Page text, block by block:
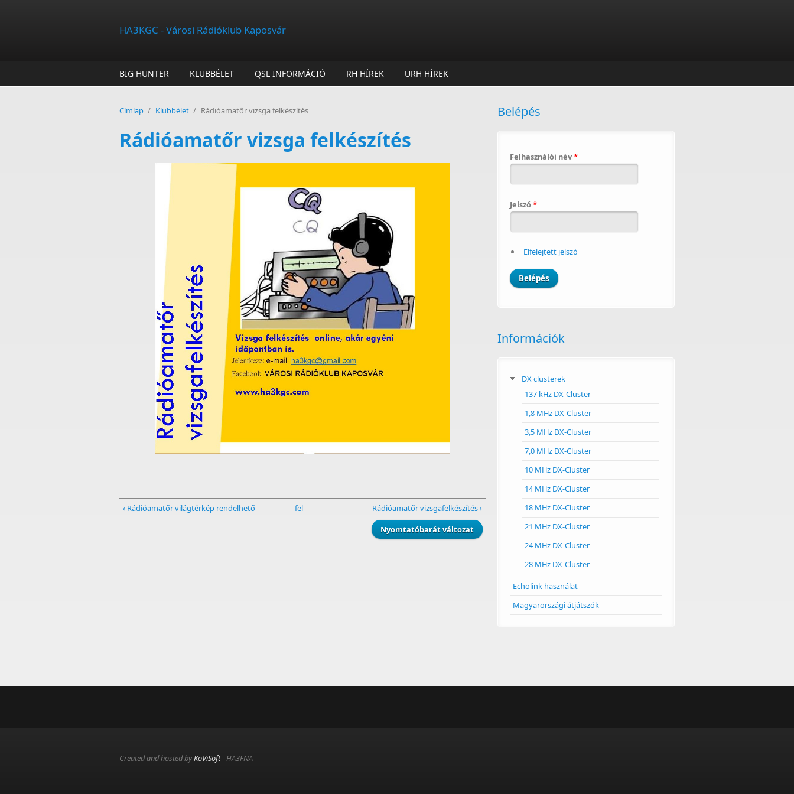
HA3KGC - Városi Rádióklub Kaposvár
BIG HUNTER KLUBBÉLET QSL INFORMÁCIÓ RH HÍREK URH HÍREK
Címlap / Klubbélet / Rádióamatőr vizsga felkészítés
Rádióamatőr vizsga felkészítés
‹ Rádióamatőr világtérkép rendelhető fel Rádióamatőr vizsgafelkészítés ›
Nyomtatóbarát változat
Belépés
Felhasználói név*
Jelszó*
Elfelejtett jelszó
Információk
DX clusterek
137 kHz DX-Cluster
1,8 MHz DX-Cluster
3,5 MHz DX-Cluster
7,0 MHz DX-Cluster
10 MHz DX-Cluster
14 MHz DX-Cluster
18 MHz DX-Cluster
21 MHz DX-Cluster
24 MHz DX-Cluster
28 MHz DX-Cluster
Echolink használat
Magyarországi átjátszók
Created and hosted byKoViSoft- HA3FNA